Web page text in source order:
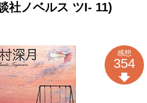
社ノベルス ツI- 11)
感想
354